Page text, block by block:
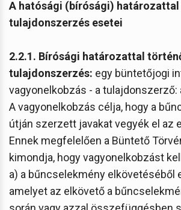
A hatósági (bírósági) határozattal
tulajdonszerzés esetei
2.2.1. Bírósági határozattal
tulajdonszerzés: egy büntetőjogi
vagyonelkobzás - a tulajdonszerző:
A vagyonelkobzás célja, hogy a
útján szerzett javakat vegyék el az
Ennek megfelelően a Büntető
kimondja, hogy vagyonelkobzást
a) a bűncselekmény elkövetéséből
amelyet az elkövető a